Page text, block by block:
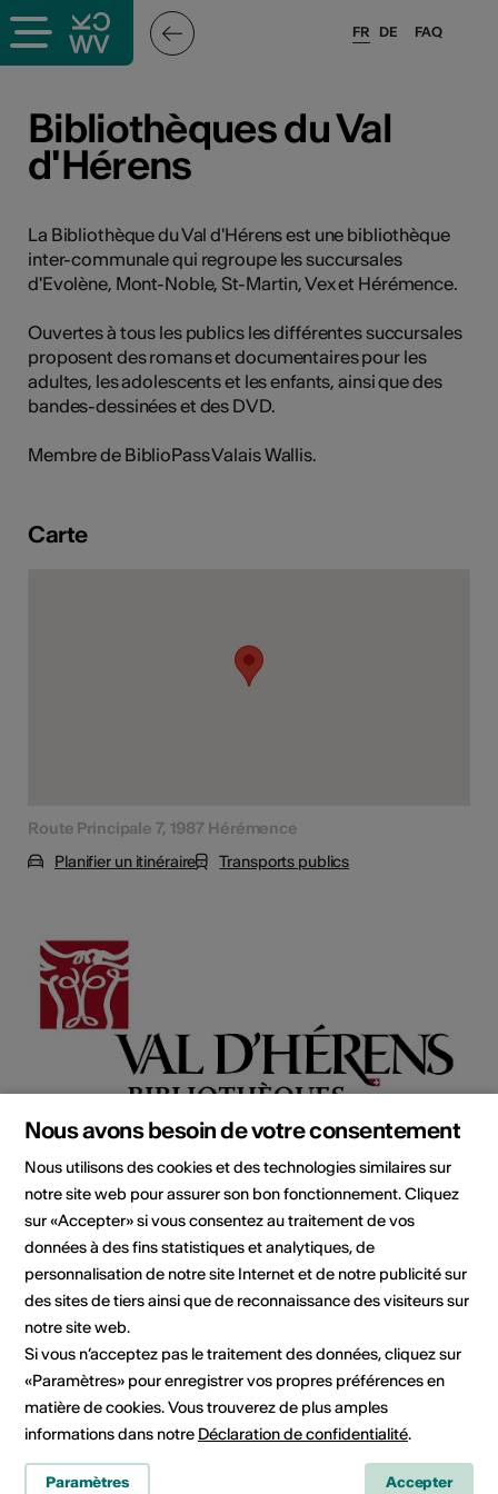
pros
FAQ
FR DE
Bibliothèques du Val
d'Hérens
La Bibliothèque du Val d'Hérens est une bibliothèque
inter-communale qui regroupe les succursales
d'Evolène, Mont-Noble, St-Martin, Vex et Hérémence.
Ouvertes à tous les publics les différentes succursales
proposent des romans et documentaires pour les
adultes, les adolescents et les enfants, ainsi que des
bandes-dessinées et des DVD.
Membre de BiblioPass Valais Wallis.
Carte
Route Principale 7, 1987 Hérémence
Planifier un itinéraire
Transports publics
Institution / organisation
Bibliothèques du Val d'Hérens
Route Principale 7
Bâtiment de l'Eglise
1987 Hérémence
Téléphone 027 281 25 06
E-Mail
Site Internet
Planifier un itinéraire
Nous avons besoin de votre consentement
Nous utilisons des cookies et des technologies similaires sur
notre site web pour assurer son bon fonctionnement. Cliquez
sur «Accepter» si vous consentez au traitement de vos
données à des fins statistiques et analytiques, de
personnalisation de notre site Internet et de notre publicité sur
des sites de tiers ainsi que de reconnaissance des visiteurs sur
notre site web.
Si vous n’acceptez pas le traitement des données, cliquez sur
«Paramètres» pour enregistrer vos propres préférences en
matière de cookies. Vous trouverez de plus amples
informations dans notre Déclaration de confidentialité.
Paramètres Accepter